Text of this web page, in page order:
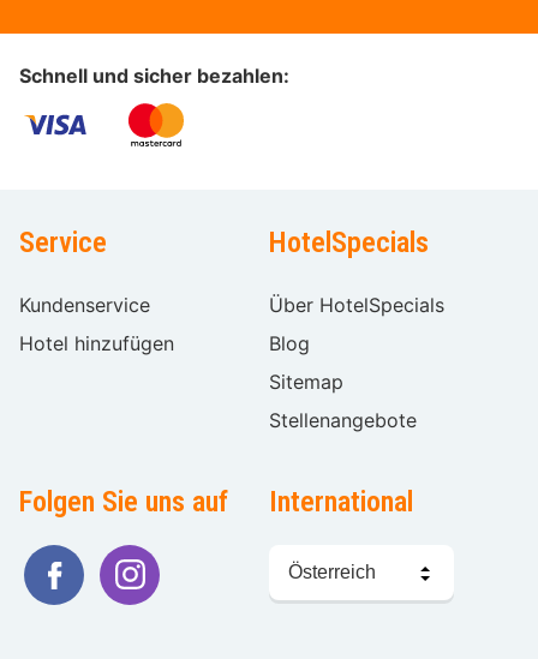
Schnell und sicher bezahlen:
Service
Kundenservice
Hotel hinzufügen
HotelSpecials
Über HotelSpecials
Blog
Sitemap
Stellenangebote
Folgen Sie uns auf International
Sprache
wählen